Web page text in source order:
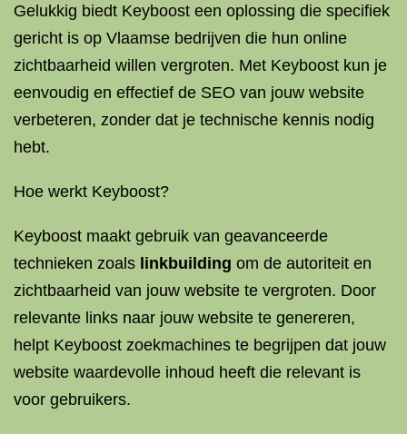
Gelukkig biedt Keyboost een oplossing die specifiek
gericht is op Vlaamse bedrijven die hun online
zichtbaarheid willen vergroten. Met Keyboost kun je
eenvoudig en effectief de SEO van jouw website
verbeteren, zonder dat je technische kennis nodig
hebt.
Hoe werkt Keyboost?
Keyboost maakt gebruik van geavanceerde
technieken zoals linkbuilding om de autoriteit en
zichtbaarheid van jouw website te vergroten. Door
relevante links naar jouw website te genereren,
helpt Keyboost zoekmachines te begrijpen dat jouw
website waardevolle inhoud heeft die relevant is
voor gebruikers.